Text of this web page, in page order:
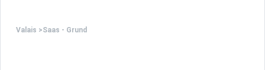
Valais >Saas - Grund